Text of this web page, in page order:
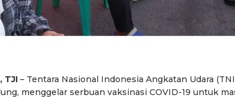
TJI – Tentara Nasional Indonesia Angkatan Udara
menggelar serbuan vaksinasi COVID-19 untuk